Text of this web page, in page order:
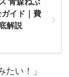
イド｜費
解説
たい！」